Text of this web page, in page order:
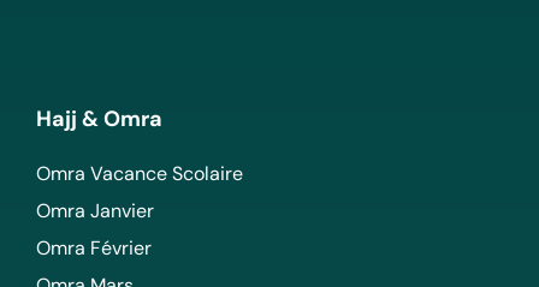
Hajj & Omra
Omra Vacance Scolaire
Omra Janvier
Omra Février